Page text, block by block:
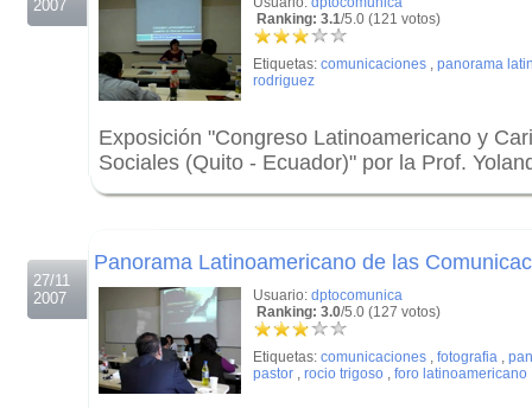
2007
Ranking: 3.1/5.0 (121 votos)
Etiquetas: comunicaciones , panorama
rodriguez
Exposición "Congreso Latinoamericano y
Sociales (Quito - Ecuador)" por la Prof.
27/11
2007
Panorama Latinoamericano de las
Usuario: dptocomunica
Ranking: 3.0/5.0 (127 votos)
Etiquetas: comunicaciones , fotografia ,
pastor , rocio trigoso , foro latinoamericano